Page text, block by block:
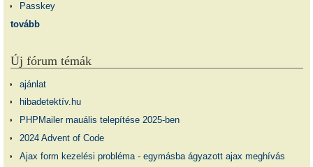
Passkey
tovább
Új fórum témák
ajánlat
hibadetektív.hu
PHPMailer mauális telepítése 2025-ben
2024 Advent of Code
Ajax form kezelési probléma - egymásba ágyazott ajax meghívás